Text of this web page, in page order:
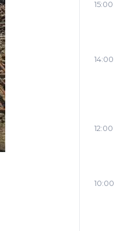
15:00
14:00
12:00
10:00